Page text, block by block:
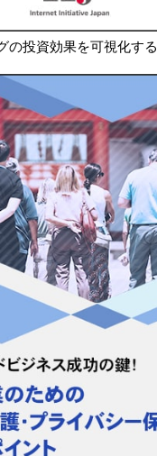
の投資効果を可視化する